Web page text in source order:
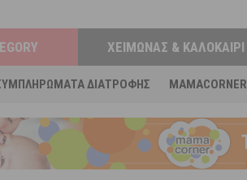
ΔΙΑΤΡΟΦΉΣ MAMACORNER
ΧΕΙΜΏΝΑΣ & ΚΑΛΟΚΑΊΡΙ